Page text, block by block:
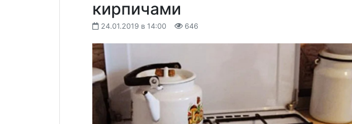
кирпичами
24.01.2019 в 14:00 646